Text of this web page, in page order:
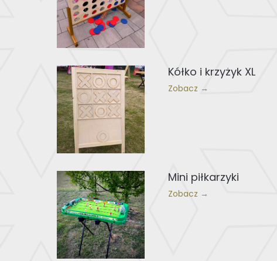
Kółko i krzyżyk XL
Zobacz →
Mini piłkarzyki
Zobacz →